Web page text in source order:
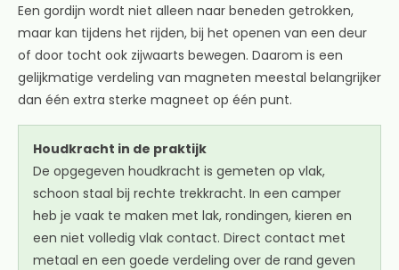
Een gordijn wordt niet alleen naar beneden getrokken,
maar kan tijdens het rijden, bij het openen van een deur
of door tocht ook zijwaarts bewegen. Daarom is een
gelijkmatige verdeling van magneten meestal belangrijker
dan één extra sterke magneet op één punt.
Houdkracht in de praktijk
De opgegeven houdkracht is gemeten op vlak,
schoon staal bij rechte trekkracht. In een camper
heb je vaak te maken met lak, rondingen, kieren en
een niet volledig vlak contact. Direct contact met
metaal en een goede verdeling over de rand geven